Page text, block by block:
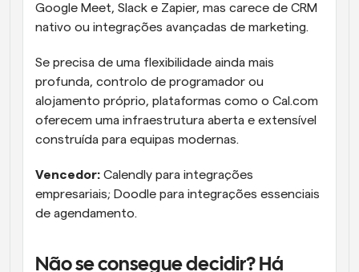
Google Meet, Slack e Zapier, mas carece de CRM
nativo ou integrações avançadas de marketing.
Se precisa de uma flexibilidade ainda mais
profunda, controlo de programador ou
alojamento próprio, plataformas como o Cal.com
oferecem uma infraestrutura aberta e extensível
construída para equipas modernas.
Vencedor: Calendly para integrações
empresariais; Doodle para integrações essenciais
de agendamento.
Não se consegue decidir? Há